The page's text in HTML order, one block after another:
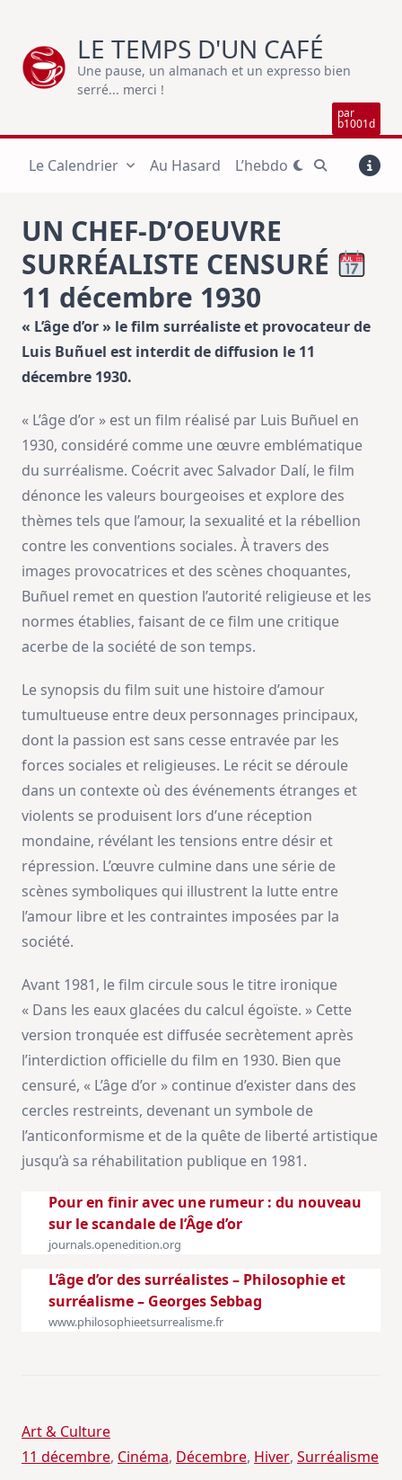
content
LE TEMPS D'UN CAFÉ
Une pause, un almanach et un expresso bien
serré... merci !
par
b1001d
Le Calendrier Au Hasard L’hebdo
UN CHEF-D’OEUVRE
SURRÉALISTE CENSURÉ
11 décembre 1930
« L’âge d’or » le film surréaliste et provocateur de
Luis Buñuel est interdit de diffusion le 11
décembre 1930.
« L’âge d’or » est un film réalisé par Luis Buñuel en
1930, considéré comme une œuvre emblématique
du surréalisme. Coécrit avec Salvador Dalí, le film
dénonce les valeurs bourgeoises et explore des
thèmes tels que l’amour, la sexualité et la rébellion
contre les conventions sociales. À travers des
images provocatrices et des scènes choquantes,
Buñuel remet en question l’autorité religieuse et les
normes établies, faisant de ce film une critique
acerbe de la société de son temps.
Le synopsis du film suit une histoire d’amour
tumultueuse entre deux personnages principaux,
dont la passion est sans cesse entravée par les
forces sociales et religieuses. Le récit se déroule
dans un contexte où des événements étranges et
violents se produisent lors d’une réception
mondaine, révélant les tensions entre désir et
répression. L’œuvre culmine dans une série de
scènes symboliques qui illustrent la lutte entre
l’amour libre et les contraintes imposées par la
société.
Avant 1981, le film circule sous le titre ironique
« Dans les eaux glacées du calcul égoïste. » Cette
version tronquée est diffusée secrètement après
l’interdiction officielle du film en 1930. Bien que
censuré, « L’âge d’or » continue d’exister dans des
cercles restreints, devenant un symbole de
l’anticonformisme et de la quête de liberté artistique
jusqu’à sa réhabilitation publique en 1981.
Pour en finir avec une rumeur : du nouveau
sur le scandale de l’Âge d’or
journals.openedition.org
L’âge d’or des surréalistes – Philosophie et
surréalisme – Georges Sebbag
www.philosophieetsurrealisme.fr
Art & Culture
11 décembre, Cinéma, Décembre, Hiver, Surréalisme